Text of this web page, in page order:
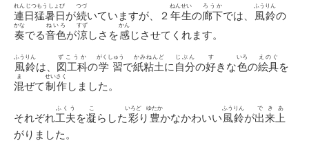
ー
連日猛暑日
れんじつもうしょび
が続
つづ
いていますが、２ 年生
ねんせい
の廊下
ろうか
では、 風鈴
ふうりん
の
奏
かな
でる音色
ねいろ
が涼
すず
しさを感
かん
じさせてくれます。
風鈴
ふうりん
は、 図工科
ずこうか
の学習
がくしゅう
で紙粘土
かみねんど
に自分
じぶん
の好
す
きな色
いろ
の絵具
えのぐ
を
混
ま
ぜて制作
せいさく
しました。
それぞれ工夫
ふくう
を凝
こ
らした彩
いろど
り 豊
ゆたか
かなかわいい風鈴
ふうりん
が出来上
できあ
がりました。